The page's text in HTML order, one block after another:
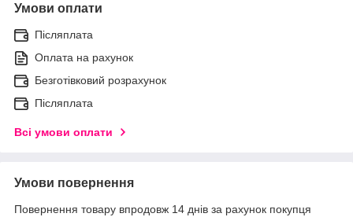
Умови оплати
Післяплата
Оплата на рахунок
Безготівковий розрахунок
Післяплата
Всі умови оплати
Умови повернення
Повернення товару впродовж 14 днів за рахунок покупця